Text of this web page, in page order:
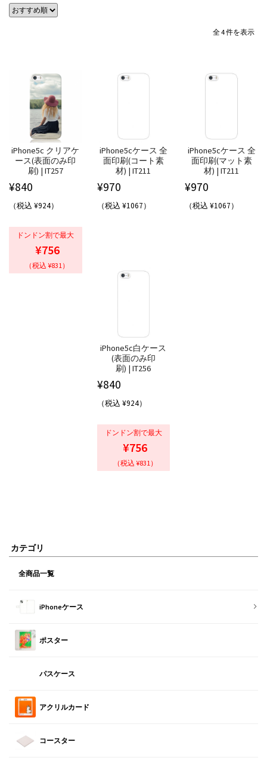
全 4 件を表示
iPhone5c クリアケ
ース(表面のみ印
刷) | IT257
¥840
（税込 ¥924）
ドンドン割で最大
¥756
（税込 ¥831）
iPhone5cケース 全
面印刷(コート素
材) | IT211
¥970
（税込 ¥1067）
iPhone5cケース 全
面印刷(マット素
材) | IT211
¥970
（税込 ¥1067）
iPhone5c白ケース
(表面のみ印
刷) | IT256
¥840
（税込 ¥924）
ドンドン割で最大
¥756
（税込 ¥831）
カテゴリ
全商品一覧
iPhoneケース
ポスター
パスケース
アクリルカード
コースター